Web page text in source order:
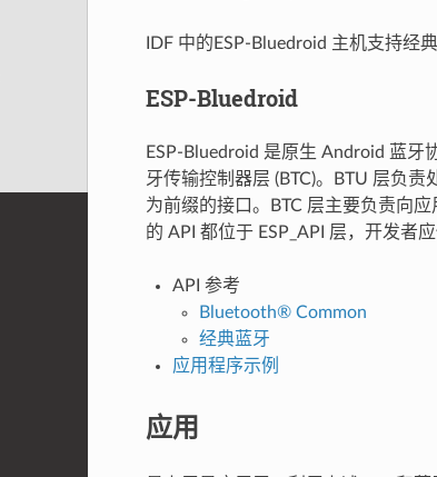
IDF 中的ESP-Bluedroid 主机支持经典
ESP-Bluedroid
ESP-Bluedroid 是原生 Android 蓝牙
牙传输控制器层 (BTC)。BTU 层负
为前缀的接口。BTC 层主要负责向
的 API 都位于 ESP_API 层，开发者
API 参考
Bluetooth® Common
经典蓝牙
应用程序示例
应用